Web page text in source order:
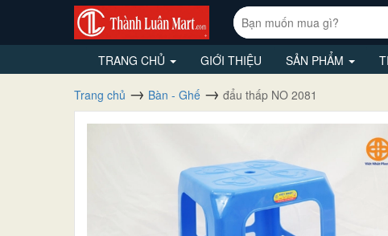
TRANG CHỦ GIỚI THIỆU SẢN PHẨM
Trang chủ Bàn - Ghế đẩu thấp NO 2081